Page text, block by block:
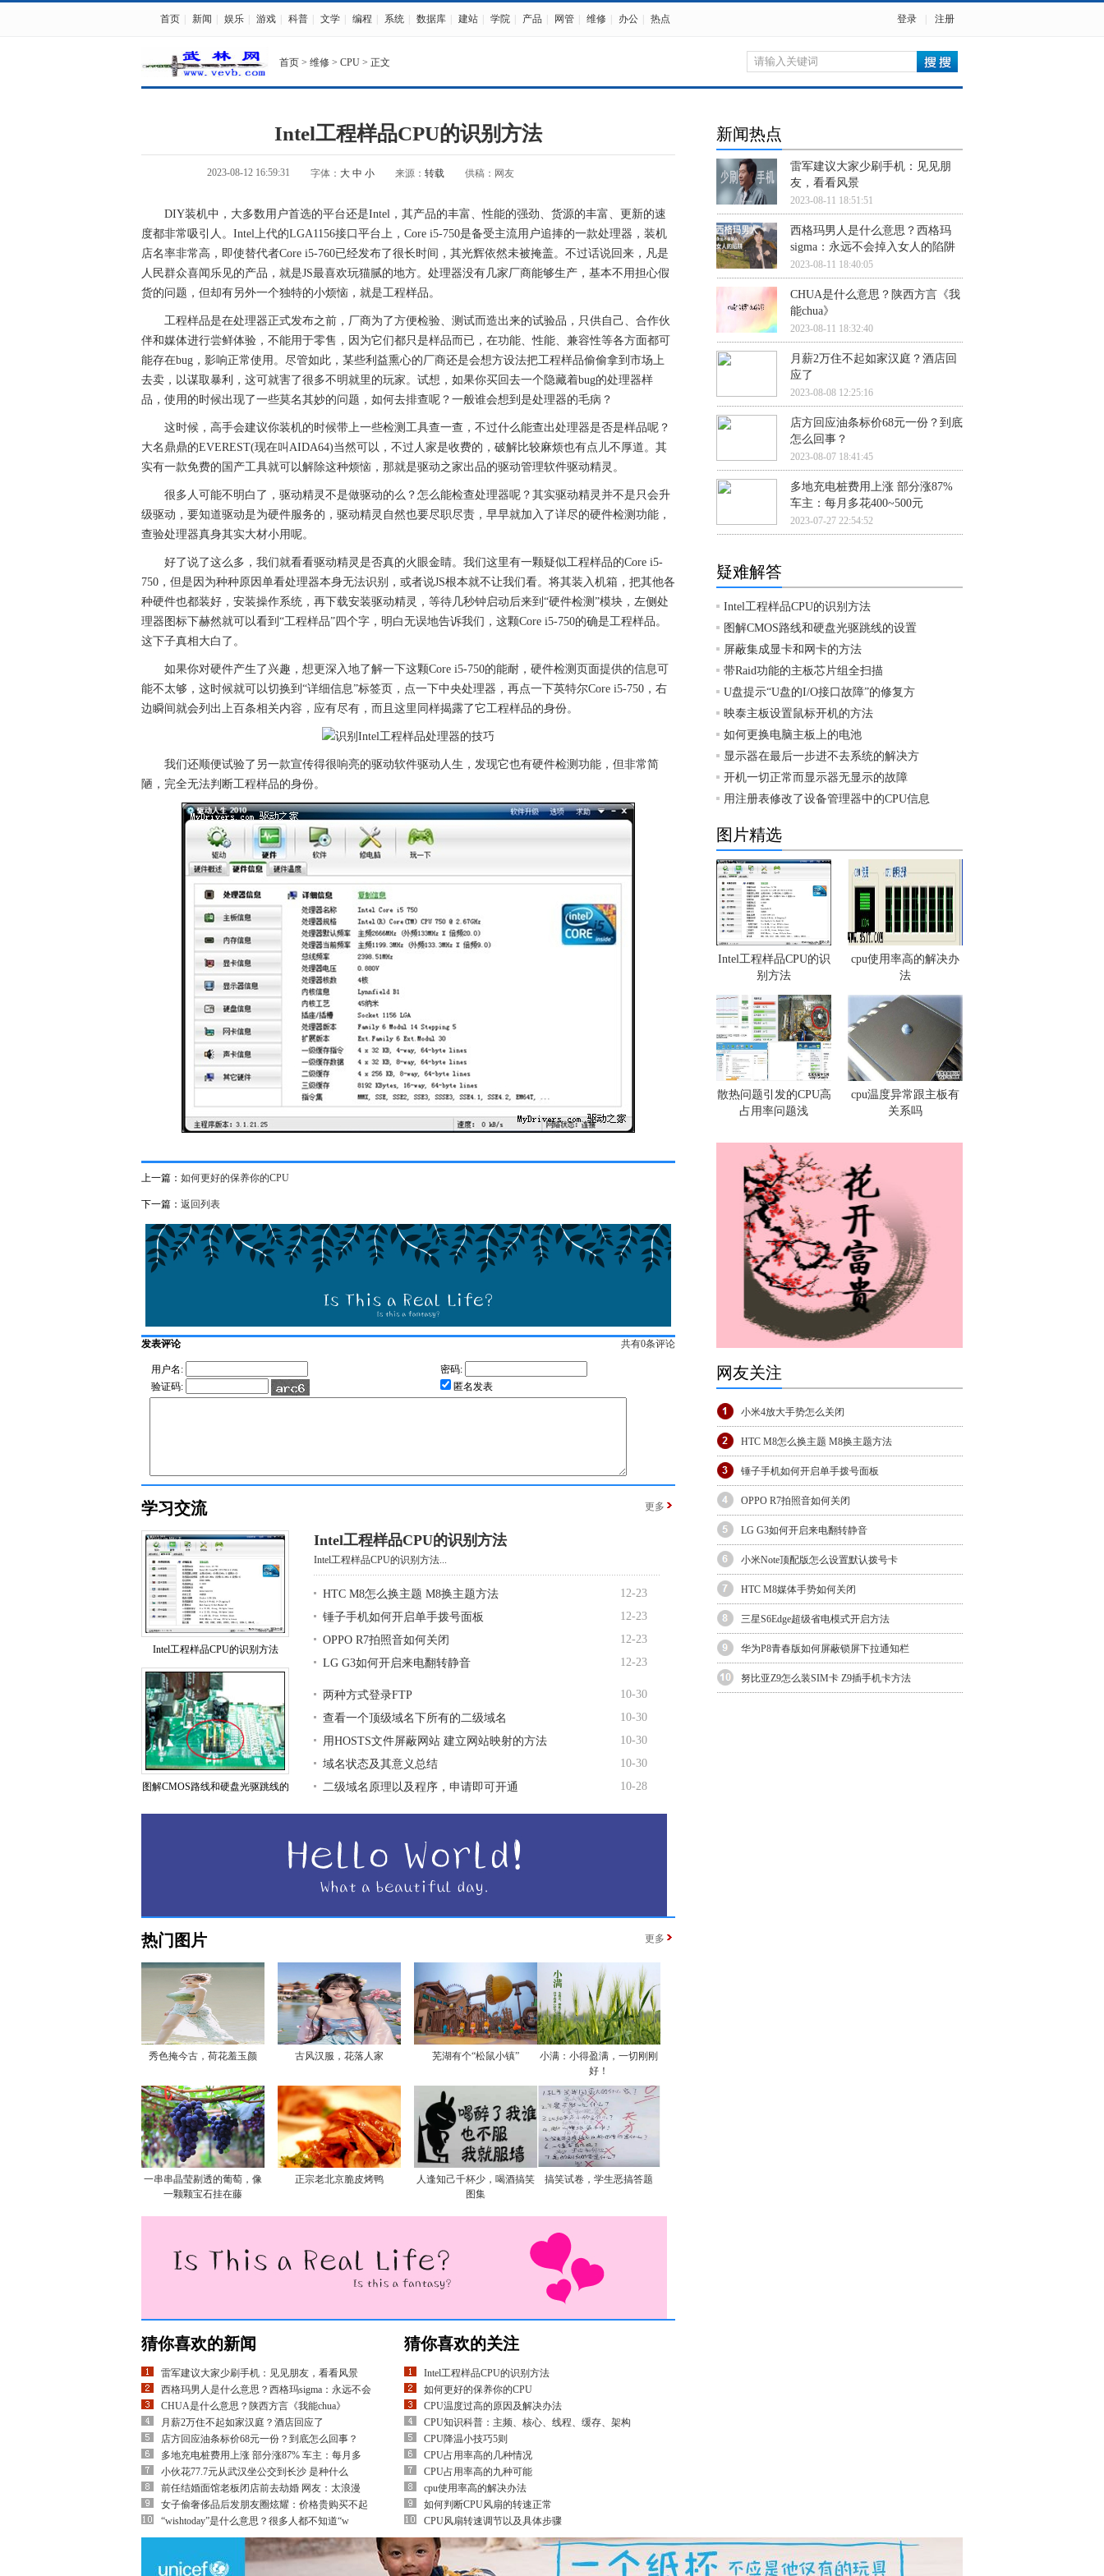
首页 新闻 娱乐 游戏 科普 文学 编程 系统 数据库 建站 学院 产品 网管 维修 办公 热点 登录 注册
首页 > 维修 > CPU > 正文
Intel工程样品CPU的识别方法
2023-08-12 16:59:31 字体： 大 中 小 来源： 转载 供稿：网友
DIY装机中，大多数用户首选的平台还是Intel，其产品的丰富、性能的强劲、货源的丰富、更新的速
度都非常吸引人。Intel上代的LGA1156接口平台上，Core i5-750是备受主流用户追捧的一款处理器，装机
店名率非常高，即使替代者Core i5-760已经发布了很长时间，其光辉依然未被掩盖。不过话说回来，凡是
人民群众喜闻乐见的产品，就是JS最喜欢玩猫腻的地方。处理器没有几家厂商能够生产，基本不用担心假
货的问题，但却有另外一个独特的小烦恼，就是工程样品。
工程样品是在处理器正式发布之前，厂商为了方便检验、测试而造出来的试验品，只供自己、合作伙
伴和媒体进行尝鲜体验，不能用于零售，因为它们都只是样品而已，在功能、性能、兼容性等各方面都可
能存在bug，影响正常使用。尽管如此，某些利益熏心的厂商还是会想方设法把工程样品偷偷拿到市场上
去卖，以谋取暴利，这可就害了很多不明就里的玩家。试想，如果你买回去一个隐藏着bug的处理器样
品，使用的时候出现了一些莫名其妙的问题，如何去排查呢？一般谁会想到是处理器的毛病？
这时候，高手会建议你装机的时候带上一些检测工具查一查，不过什么能查出处理器是否是样品呢？
大名鼎鼎的EVEREST(现在叫AIDA64)当然可以，不过人家是收费的，破解比较麻烦也有点儿不厚道。其
实有一款免费的国产工具就可以解除这种烦恼，那就是驱动之家出品的驱动管理软件驱动精灵。
很多人可能不明白了，驱动精灵不是做驱动的么？怎么能检查处理器呢？其实驱动精灵并不是只会升
级驱动，要知道驱动是为硬件服务的，驱动精灵自然也要尽职尽责，早早就加入了详尽的硬件检测功能，
查验处理器真身其实大材小用呢。
好了说了这么多，我们就看看驱动精灵是否真的火眼金睛。我们这里有一颗疑似工程样品的Core i5-
750，但是因为种种原因单看处理器本身无法识别，或者说JS根本就不让我们看。将其装入机箱，把其他各
种硬件也都装好，安装操作系统，再下载安装驱动精灵，等待几秒钟启动后来到“硬件检测”模块，左侧处
理器图标下赫然就可以看到“工程样品”四个字，明白无误地告诉我们，这颗Core i5-750的确是工程样品。
这下子真相大白了。
如果你对硬件产生了兴趣，想更深入地了解一下这颗Core i5-750的能耐，硬件检测页面提供的信息可
能不太够，这时候就可以切换到“详细信息”标签页，点一下中央处理器，再点一下英特尔Core i5-750，右
边瞬间就会列出上百条相关内容，应有尽有，而且这里同样揭露了它工程样品的身份。
我们还顺便试验了另一款宣传得很响亮的驱动软件驱动人生，发现它也有硬件检测功能，但非常简
陋，完全无法判断工程样品的身份。
上一篇： 如何更好的保养你的CPU
下一篇： 返回列表
发表评论 共有0条评论
用户名:
密码:
验证码:
匿名发表
学习交流 更多
Intel工程样品CPU的识别方法
图解CMOS路线和硬盘光驱跳线的
Intel工程样品CPU的识别方法
Intel工程样品CPU的识别方法...
HTC M8怎么换主题 M8换主题方法
12-23
锤子手机如何开启单手拨号面板
12-23
OPPO R7拍照音如何关闭
12-23
LG G3如何开启来电翻转静音
12-23
两种方式登录FTP
10-30
查看一个顶级域名下所有的二级域名
10-30
用HOSTS文件屏蔽网站 建立网站映射的方法
10-30
域名状态及其意义总结
10-30
二级域名原理以及程序，申请即可开通
10-28
热门图片 更多
秀色掩今古，荷花羞玉颜 古风汉服，花落人家 芜湖有个“松鼠小镇”
小满：小得盈满，一切刚刚
好！
一串串晶莹剔透的葡萄，像
一颗颗宝石挂在藤
正宗老北京脆皮烤鸭
人逢知己千杯少，喝酒搞笑
图集
搞笑试卷，学生恶搞答题
猜你喜欢的新闻
雷军建议大家少刷手机：见见朋友，看看风景
西格玛男人是什么意思？西格玛sigma：永远不会
CHUA是什么意思？陕西方言《我能chua》
月薪2万住不起如家汉庭？酒店回应了
店方回应油条标价68元一份？到底怎么回事？
多地充电桩费用上涨 部分涨87% 车主：每月多
小伙花77.7元从武汉坐公交到长沙 是种什么
前任结婚面馆老板闭店前去劫婚 网友：太浪漫
女子偷奢侈品后发朋友圈炫耀：价格贵购买不起
“wishtoday”是什么意思？很多人都不知道“w
猜你喜欢的关注
Intel工程样品CPU的识别方法
如何更好的保养你的CPU
CPU温度过高的原因及解决办法
CPU知识科普：主频、核心、线程、缓存、架构
CPU降温小技巧5则
CPU占用率高的几种情况
CPU占用率高的九种可能
cpu使用率高的解决办法
如何判断CPU风扇的转速正常
CPU风扇转速调节以及具体步骤
新闻热点
雷军建议大家少刷手机：见见朋
友，看看风景
2023-08-11 18:51:51
西格玛男人是什么意思？西格玛
sigma：永远不会掉入女人的陷阱
2023-08-11 18:40:05
CHUA是什么意思？陕西方言《我
能chua》
2023-08-11 18:32:40
月薪2万住不起如家汉庭？酒店回
应了
2023-08-08 12:25:16
店方回应油条标价68元一份？到底
怎么回事？
2023-08-07 18:41:45
多地充电桩费用上涨 部分涨87%
车主：每月多花400~500元
2023-07-27 22:54:52
疑难解答
Intel工程样品CPU的识别方法
图解CMOS路线和硬盘光驱跳线的设置
屏蔽集成显卡和网卡的方法
带Raid功能的主板芯片组全扫描
U盘提示“U盘的I/O接口故障”的修复方
映泰主板设置鼠标开机的方法
如何更换电脑主板上的电池
显示器在最后一步进不去系统的解决方
开机一切正常而显示器无显示的故障
用注册表修改了设备管理器中的CPU信息
图片精选
Intel工程样品CPU的识
别方法
cpu使用率高的解决办
法
散热问题引发的CPU高
占用率问题浅
cpu温度异常跟主板有
关系吗
网友关注
小米4放大手势怎么关闭
HTC M8怎么换主题 M8换主题方法
锤子手机如何开启单手拨号面板
OPPO R7拍照音如何关闭
LG G3如何开启来电翻转静音
小米Note顶配版怎么设置默认拨号卡
HTC M8媒体手势如何关闭
三星S6Edge超级省电模式开启方法
华为P8青春版如何屏蔽锁屏下拉通知栏
努比亚Z9怎么装SIM卡 Z9插手机卡方法